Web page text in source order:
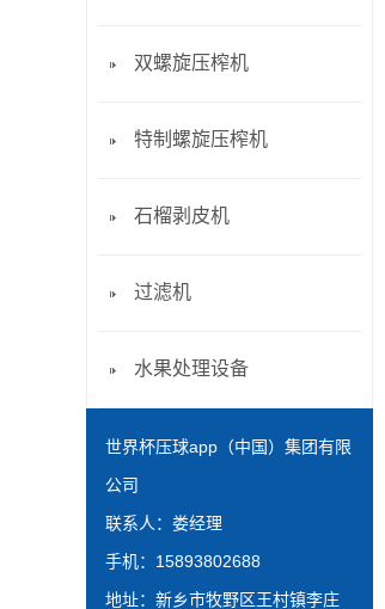
双螺旋压榨机
特制螺旋压榨机
石榴剥皮机
过滤机
水果处理设备
世界杯压球app（中国）集团有限
公司
联系人：娄经理
手机：15893802688
地址：新乡市牧野区王村镇李庄